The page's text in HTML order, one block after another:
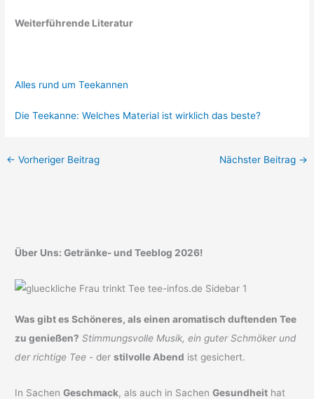
Weiterführende Literatur
Alles rund um Teekannen
Die Teekanne: Welches Material ist wirklich das beste?
← Vorheriger Beitrag Nächster Beitrag →
Über Uns: Getränke- und Teeblog 2026!
Was gibt es Schöneres, als einen aromatisch duftenden Tee
zu genießen? Stimmungsvolle Musik, ein guter Schmöker und
der richtige Tee - derstilvolle Abend ist gesichert.
In SachenGeschmack, als auch in SachenGesundheit hat